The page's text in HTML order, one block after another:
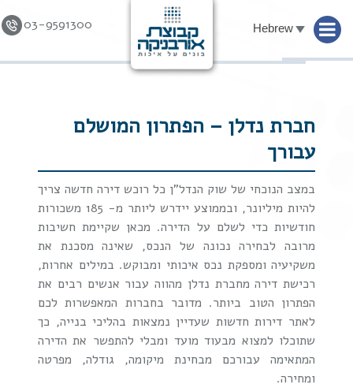
03-9591300 Hebrew
Skip to
חברת נדלן – הפתרון המושלם
עבורך
במצב הנוכחי של שוק הנדל"ן כל רוכש דירה חדשה צריך
להיות מיליונר, ובממוצע יידרש ליותר מ- 185 משכורות
חודשיות כדי לשלם על הדירה. מכאן שקיימת חשיבות
מרובה לבחירה נכונה של הנכס, שאינה מסכנת את
משקיעיה ומספקת נכס איכותי ומבוקש. במילים אחרות,
רכישת דירה מחברת נדלן מהווה עבור אנשים רבים את
הפתרון הטוב ביותר. מדובר בחברות המאפשרות לכם
לאתר דירות חדשות שעדיין נמצאות בהליכי בנייה, כך
שתוכלו למצוא מבעוד מועד ומבלי להתפשר את הדירה
המתאימה עבורכם מבחינת מיקומה, גודלה, מפרטה
ומחירה.